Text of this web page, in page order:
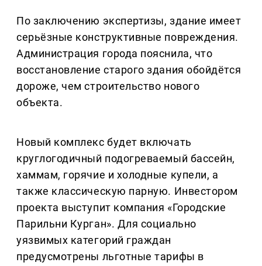
По заключению экспертизы, здание имеет
серьёзные конструктивные повреждения.
Администрация города пояснила, что
восстановление старого здания обойдётся
дороже, чем строительство нового
объекта.
Новый комплекс будет включать
круглогодичный подогреваемый бассейн,
хаммам, горячие и холодные купели, а
также классическую парную. Инвестором
проекта выступит компания «Городские
Парильни Курган». Для социально
уязвимых категорий граждан
предусмотрены льготные тарифы в